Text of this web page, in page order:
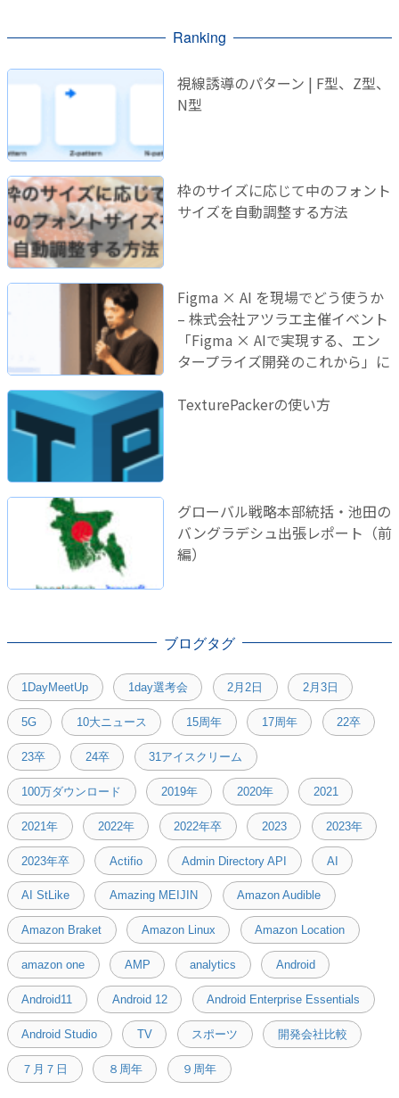
Ranking
視線誘導のパターン | F型、Z型、
N型
枠のサイズに応じて中のフォント
サイズを自動調整する方法
Figma × AI を現場でどう使うか
– 株式会社アツラエ主催イベント
「Figma × AIで実現する、エン
タープライズ開発のこれから」に
TexturePackerの使い方
グローバル戦略本部統括・池田の
バングラデシュ出張レポート（前
編）
ブログタグ
1DayMeetUp 1day選考会 2月2日 2月3日
5G 10大ニュース 15周年 17周年 22卒
23卒 24卒 31アイスクリーム
100万ダウンロード 2019年 2020年 2021
2021年 2022年 2022年卒 2023 2023年
2023年卒 Actifio Admin Directory API AI
AI StLike Amazing MEIJIN Amazon Audible
Amazon Braket Amazon Linux Amazon Location
amazon one AMP analytics Android
Android11 Android 12 Android Enterprise Essentials
Android Studio TV スポーツ 開発会社比較
７月７日 ８周年 ９周年